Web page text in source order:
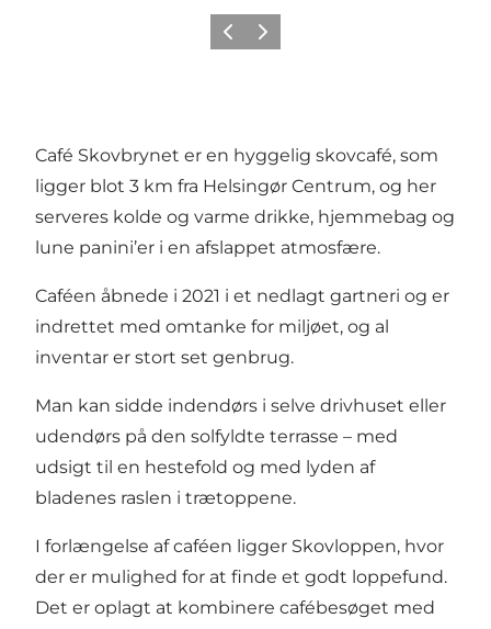
ForrigeNæste
Café Skovbrynet er en hyggelig skovcafé, som
ligger blot 3 km fra Helsingør Centrum, og her
serveres kolde og varme drikke, hjemmebag og
lune panini’er i en afslappet atmosfære.
Caféen åbnede i 2021 i et nedlagt gartneri og er
indrettet med omtanke for miljøet, og al
inventar er stort set genbrug.
Man kan sidde indendørs i selve drivhuset eller
udendørs på den solfyldte terrasse – med
udsigt til en hestefold og med lyden af
bladenes raslen i trætoppene.
I forlængelse af caféen ligger Skovloppen, hvor
der er mulighed for at finde et godt loppefund.
Det er oplagt at kombinere cafébesøget med